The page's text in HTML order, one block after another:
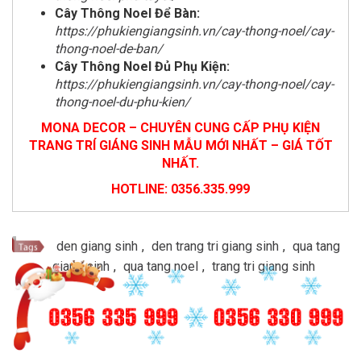
Cây Thông Noel Để Bàn:
https://phukiengiangsinh.vn/cay-thong-noel/cay-
thong-noel-de-ban/
Cây Thông Noel Đủ Phụ Kiện:
https://phukiengiangsinh.vn/cay-thong-noel/cay-
thong-noel-du-phu-kien/
MONA DECOR – CHUYÊN CUNG CẤP PHỤ KIỆN
TRANG TRÍ GIÁNG SINH MẪU MỚI NHẤT – GIÁ TỐT
NHẤT.
HOTLINE: 0356.335.999
den giang sinh , den trang tri giang sinh , qua tang
giang sinh , qua tang noel , trang tri giang sinh